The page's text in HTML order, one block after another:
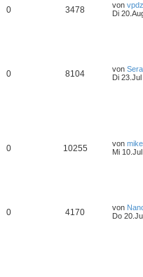
0 3478 von
Di
0 8104 von
Di
0 10255 von
Mi
0 4170 von
Do